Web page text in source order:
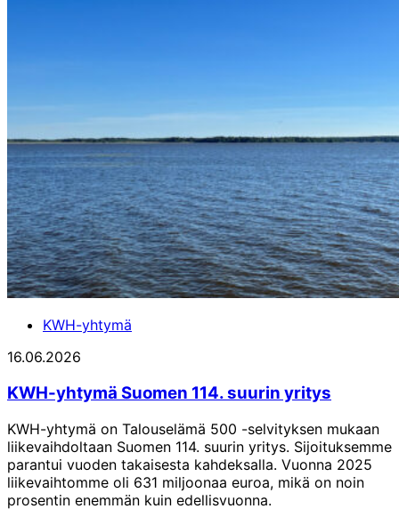
KWH-yhtymä
16.06.2026
KWH-yhtymä Suomen 114. suurin yritys
KWH-yhtymä on Talouselämä 500 -selvityksen mukaan
liikevaihdoltaan Suomen 114. suurin yritys. Sijoituksemme
parantui vuoden takaisesta kahdeksalla. Vuonna 2025
liikevaihtomme oli 631 miljoonaa euroa, mikä on noin
prosentin enemmän kuin edellisvuonna.